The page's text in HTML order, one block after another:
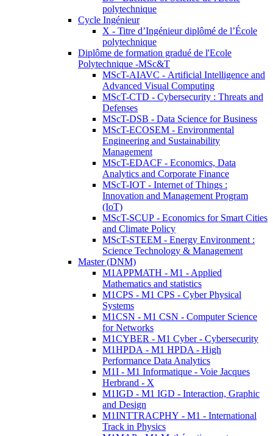
polytechnique
Cycle Ingénieur
X - Titre d’Ingénieur diplômé de l’École
polytechnique
Diplôme de formation gradué de l'Ecole
Polytechnique -MSc&T
MScT-AIAVC - Artificial Intelligence and
Advanced Visual Computing
MScT-CTD - Cybersecurity : Threats and
Defenses
MScT-DSB - Data Science for Business
MScT-ECOSEM - Environmental
Engineering and Sustainability
Management
MScT-EDACF - Economics, Data
Analytics and Corporate Finance
MScT-IOT - Internet of Things :
Innovation and Management Program
(IoT)
MScT-SCUP - Economics for Smart Cities
and Climate Policy
MScT-STEEM - Energy Environment :
Science Technology & Management
Master (DNM)
M1APPMATH - M1 - Applied
Mathematics and statistics
M1CPS - M1 CPS - Cyber Physical
Systems
M1CSN - M1 CSN - Computer Science
for Networks
M1CYBER - M1 Cyber - Cybersecurity
M1HPDA - M1 HPDA - High
Performance Data Analytics
M1I - M1 Informatique - Voie Jacques
Herbrand - X
M1IGD - M1 IGD - Interaction, Graphic
and Design
M1INTTRACPHY - M1 - International
Track in Physics